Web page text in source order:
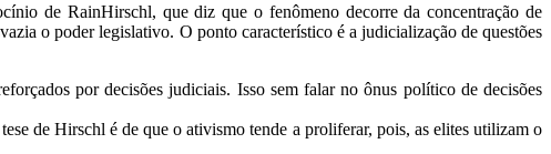
de RainHirschl, que diz que o fenômeno decorre da concentração de
o poder legislativo. O ponto característico é a judicialização de questões
por decisões judiciais. Isso sem falar no ônus político de decisões
de Hirschl é de que o ativismo tende a proliferar, pois, as elites utilizam o